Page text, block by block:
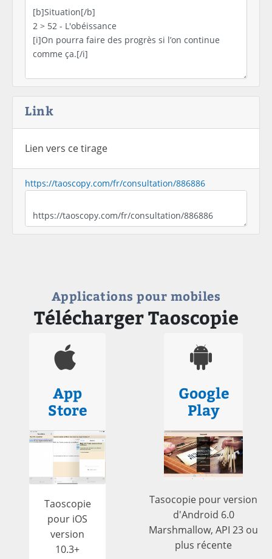
Link
Lien vers ce tirage
https://taoscopy.com/fr/consultation/886886
Applications pour mobiles
Télécharger Taoscopie
App
Store
Taoscopie
pour iOS
version
10.3+
Google
Play
Tasocopie pour version
d'Android 6.0
Marshmallow, API 23 ou
plus récente